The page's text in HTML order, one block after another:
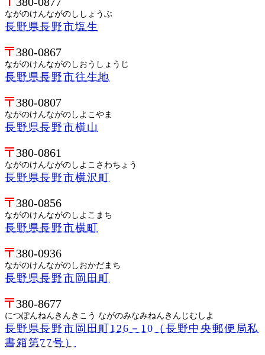
ながのけんながのししょうぶ
長野県長野市塩生
380-0867
ながのけんながのしおうしょうじ
長野県長野市往生地
380-0807
ながのけんながのしよこやま
長野県長野市横山
380-0861
ながのけんながのしよこさわちょう
長野県長野市横沢町
380-0856
ながのけんながのしよこまち
長野県長野市横町
380-0936
ながのけんながのしおかだまち
長野県長野市岡田町
380-8677
につぽんねんきんきこう ながのみなみねんきんじむしよ
長野県長野市岡田町126－10（長野中央郵便局私
書箱第77号）